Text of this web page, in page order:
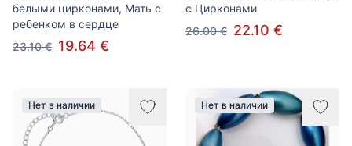
белыми цирконами, Мать с
ребенком в сердце
23.10 € 19.64 €
с Цирконами
26.00 € 22.10 €
Нет в наличии Нет в наличии